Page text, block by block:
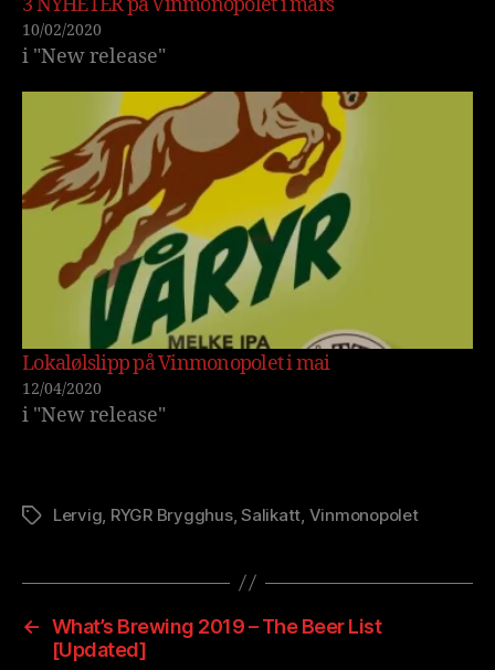
10/02/2020
i "New release"
Lokalølslipp på Vinmonopolet i mai
12/04/2020
i "New release"
Stikkord
Lervig, RYGR Brygghus,Salikatt, Vinmonopolet
← What’s Brewing 2019 – The Beer List
[Updated]